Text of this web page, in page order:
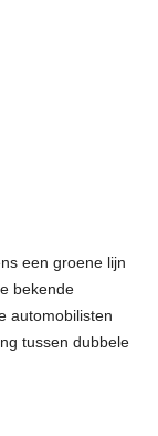
een groene lijn
bekende
automobilisten
tussen dubbele